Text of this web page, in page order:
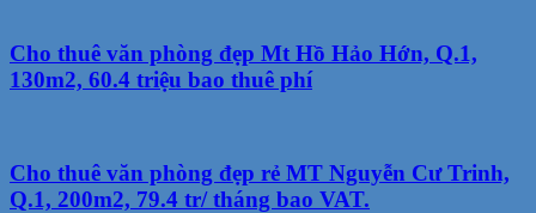
Cho thuê văn phòng đẹp Mt Hồ Hảo Hớn, Q.1,
130m2, 60.4 triệu bao thuê phí
Cho thuê văn phòng đẹp rẻ MT Nguyễn Cư Trinh,
Q.1, 200m2, 79.4 tr/ tháng bao VAT.